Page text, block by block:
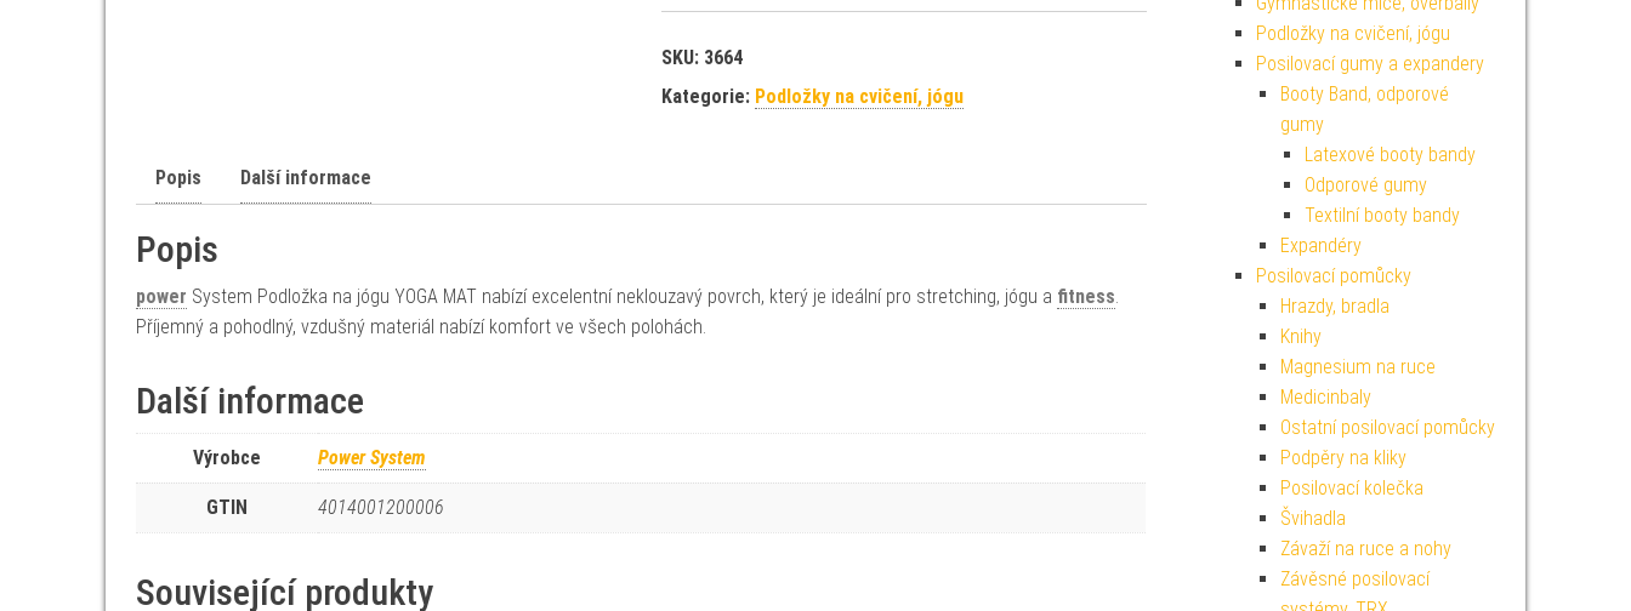
SKU: 3664
Kategorie: Podložky na cvičení, jógu
Popis Další informace
Popis
power System Podložka na jógu YOGA MAT nabízí excelentní neklouzavý povrch, který je ideální pro stretching, jógu a fitness.
Příjemný a pohodlný, vzdušný materiál nabízí komfort ve všech polohách.
Další informace
Výrobce Power System
GTIN 4014001200006
Související produkty
Podložky na cvičení, jógu
Posilovací gumy a expandery
Booty Band, odporové
gumy
Latexové booty bandy
Odporové gumy
Textilní booty bandy
Expandéry
Posilovací pomůcky
Hrazdy, bradla
Knihy
Magnesium na ruce
Medicinbaly
Ostatní posilovací pomůcky
Podpěry na kliky
Posilovací kolečka
Švihadla
Závaží na ruce a nohy
Závěsné posilovací